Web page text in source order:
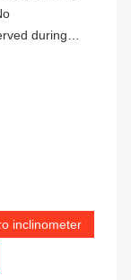
during
very
inclinometer